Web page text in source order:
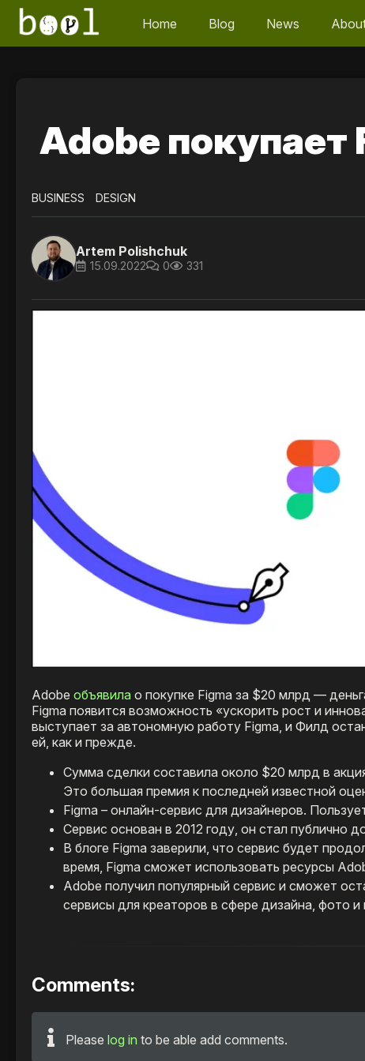
Home Blog News
Adobe
BUSINESS DESIGN
Artem Polishchuk
15.09.2022 0 331
Adobe объявила о покупке Figma за $20 млрд —
Figma появится возможность «ускорить рост и
выступает за автономную работу Figma, и Филд
ей, как и прежде.
Сумма сделки составила около $20 млрд в
Это большая премия к последней известной
Figma – онлайн-сервис для дизайнеров.
Сервис основан в 2012 году, он стал публично
В блоге Figma заверили, что сервис будет
время, Figma сможет использовать ресурсы
Adobe получил популярный сервис и сможет
сервисы для креаторов в сфере дизайна, фото и
Comments:
Please log in to be able add comments.